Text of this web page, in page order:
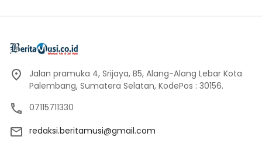
Jalan pramuka 4, Srijaya, B5, Alang-Alang Lebar Kota
Palembang, Sumatera Selatan, KodePos : 30156.
07115711330
redaksi.beritamusi@gmail.com